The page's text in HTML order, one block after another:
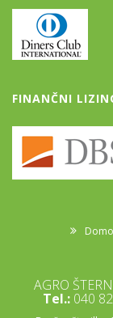
FINANČNI
AGRO
Tel.: 040